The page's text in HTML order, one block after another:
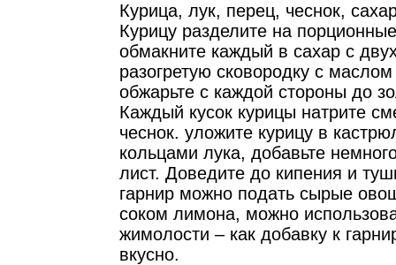
Курица, лук, перец, чеснок,
Курицу разделите на
обмакните каждый в сахар с
разогретую сковородку с
обжарьте с каждой стороны до
Каждый кусок курицы натрите
чеснок. уложите курицу в
кольцами лука, добавьте
лист. Доведите до кипения и
гарнир можно подать сырые
соком лимона, можно
жимолости – как добавку к
вкусно.